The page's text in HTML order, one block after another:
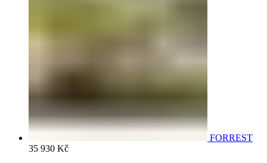
FORREST
35 930 Kč